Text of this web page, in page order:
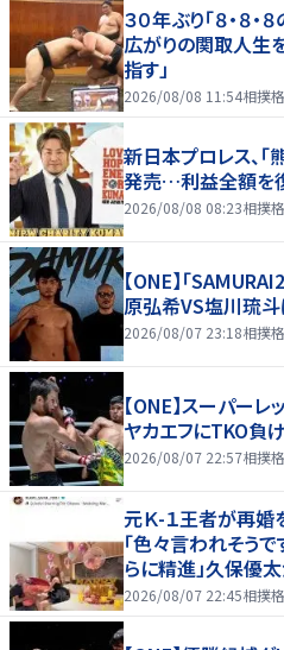
３０年ぶり「８・８
広がりの関取人生
指す」
2026/08/08 11:54相撲
新日本プロレス、
発売…利益全額を
2026/08/08 08:23相撲
【ONE】「
原弘希VS塩川琉
2026/08/07 23:18相撲
【ONE】スーパー
ヤカエフにTKO負
2026/08/07 22:57相撲
元Ｋ-１王者が再
「色々言われそう
らに精進」久保優
2026/08/07 22:45相撲